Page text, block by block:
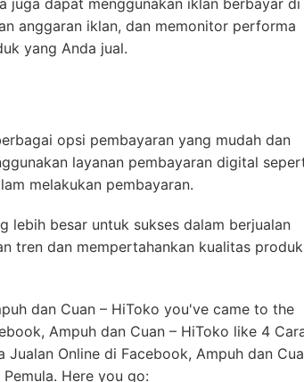
opsi pembayaran yang mudah dan
layanan pembayaran digital seperti
besar untuk sukses dalam berjualan
dan Cuan – HiToko you've came to the
Online di Facebook, Ampuh dan Cuan
Here you go:
>>>
Cuan – HiToko